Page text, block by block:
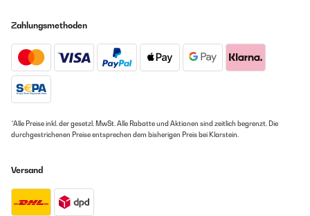
Zahlungsmethoden
*Alle Preise inkl. der gesetzl. MwSt. Alle Rabatte und Aktionen sind zeitlich begrenzt. Die
durchgestrichenen Preise entsprechen dem bisherigen Preis bei Klarstein.
Versand